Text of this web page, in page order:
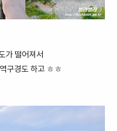
가 떨어져서
구경도 하고 ㅎㅎ